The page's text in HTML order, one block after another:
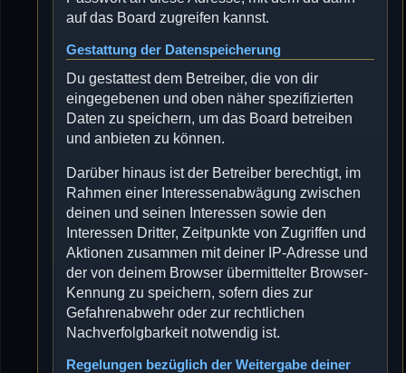
auf das Board zugreifen kannst.
Gestattung der Datenspeicherung
Du gestattest dem Betreiber, die von dir
eingegebenen und oben näher spezifizierten
Daten zu speichern, um das Board betreiben
und anbieten zu können.
Darüber hinaus ist der Betreiber berechtigt, im
Rahmen einer Interessenabwägung zwischen
deinen und seinen Interessen sowie den
Interessen Dritter, Zeitpunkte von Zugriffen und
Aktionen zusammen mit deiner IP-Adresse und
der von deinem Browser übermittelter Browser-
Kennung zu speichern, sofern dies zur
Gefahrenabwehr oder zur rechtlichen
Nachverfolgbarkeit notwendig ist.
Regelungen bezüglich der Weitergabe deiner